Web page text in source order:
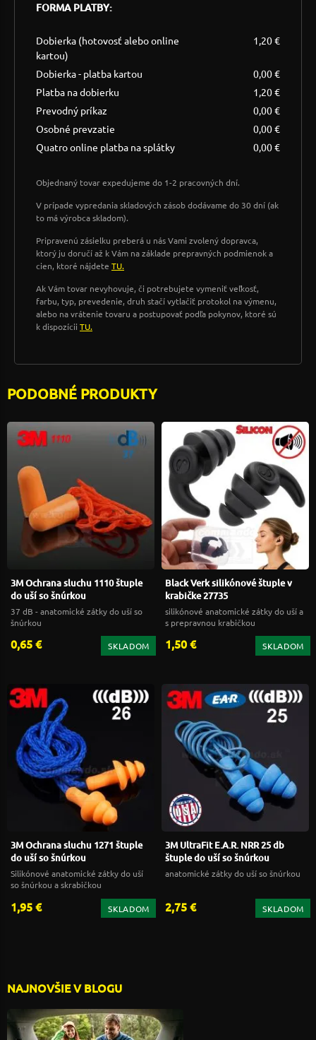
FORMA PLATBY:
Dobierka (hotovosť alebo online
kartou)
1,20 €
Dobierka - platba kartou
0,00 €
Platba na dobierku
1,20 €
Prevodný príkaz
0,00 €
Osobné prevzatie
0,00 €
Quatro online platba na splátky
0,00 €
Objednaný tovar expedujeme do 1-2 pracovných dní.
V prípade vypredania skladových zásob dodávame do 30 dní (ak
to má výrobca skladom).
Pripravenú zásielku preberá u nás Vami zvolený dopravca,
ktorý ju doručí až k Vám na základe prepravných podmienok a
cien, ktoré nájdete TU.
Ak Vám tovar nevyhovuje, či potrebujete vymeniť veľkosť,
farbu, typ, prevedenie, druh stačí vytlačiť protokol na výmenu,
alebo na vrátenie tovaru a postupovať podľa pokynov, ktoré sú
k dispozícii TU.
PODOBNÉ PRODUKTY
3M Ochrana sluchu 1110 štuple
do uší so šnúrkou
37 dB - anatomické zátky do uší so
šnúrkou
0,65 € SKLADOM
Black Verk silikónové štuple v
krabičke 27735
silikónové anatomické zátky do uší a
s prepravnou krabičkou
1,50 € SKLADOM
3M Ochrana sluchu 1271 štuple
do uší so šnúrkou
Silikónové anatomické zátky do uší
so šnúrkou a skrabičkou
1,95 € SKLADOM
3M UltraFit E.A.R. NRR 25 db
štuple do uší so šnúrkou
anatomické zátky do uší so šnúrkou
2,75 € SKLADOM
NAJNOVŠIE V BLOGU